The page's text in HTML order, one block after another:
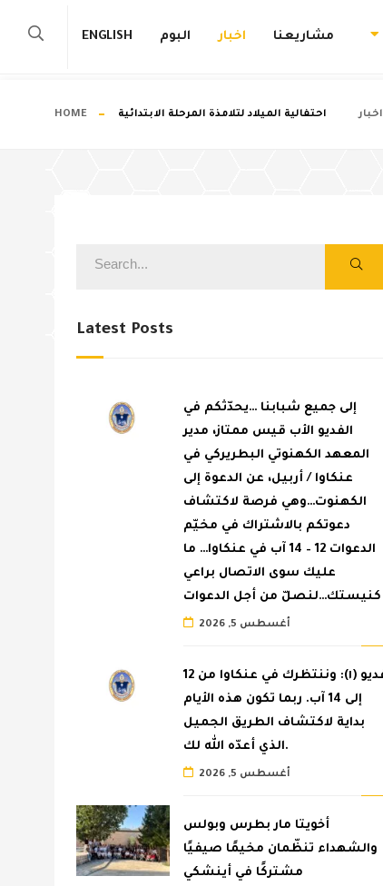
مشاريعنا اخبار البوم ENGLISH
HOME اخبار احتفالية الميلاد لتلامذة المرحلة الابتدائية
Latest Posts
إلى جميع شبابنا …يحدّثكم في
الفديو الأب قيس ممتاز، مدير
المعهد الكهنوتي البطريركي في
عنكاوا / أربيل، عن الدعوة إلى
الكهنوت…وهي فرصة لاكتشاف
دعوتكم بالاشتراك في مخيّم
الدعوات 12 – 14 آب في عنكاوا… ما
عليك سوى الاتصال براعي
كنيستك…لنصلّ من أجل الدعوات
أغسطس 5, 2026
فديو (١): وننتظرك في عنكاوا من 12
إلى 14 آب. ربما تكون هذه الأيام
بداية لاكتشاف الطريق الجميل
الذي أعدّه الله لك.
أغسطس 5, 2026
أخويتا مار بطرس وبولس
والشهداء تنظّمان مخيمًا صيفيًا
مشتركًا في أينشكي